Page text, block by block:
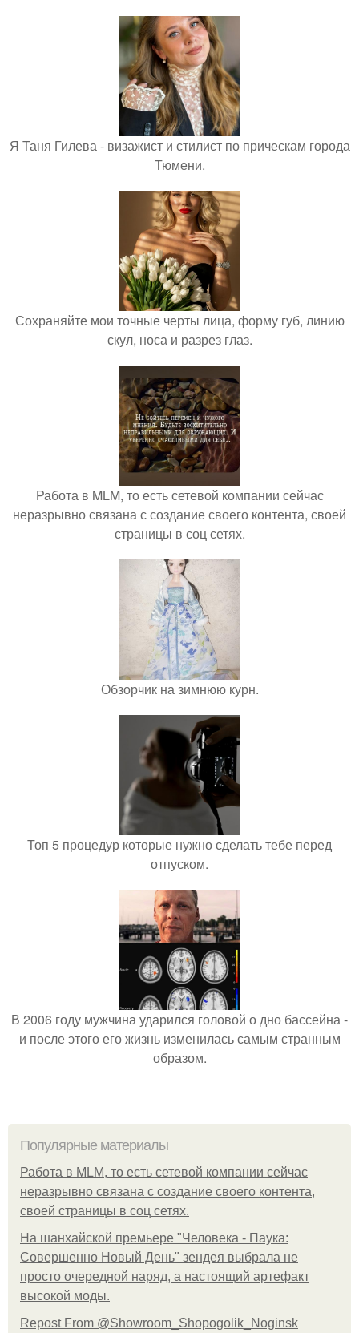
Я Таня Гилева - визажист и стилист по прическам города
Тюмени.
Сохраняйте мои точные черты лица, форму губ, линию
скул, носа и разрез глаз.
Работа в MLM, то есть сетевой компании сейчас
неразрывно связана с создание своего контента, своей
страницы в соц сетях.
Обзорчик на зимнюю курн.
Топ 5 процедур которые нужно сделать тебе перед
отпуском.
В 2006 году мужчина ударился головой о дно бассейна -
и после этого его жизнь изменилась самым странным
образом.
Популярные материалы
Работа в MLM, то есть сетевой компании сейчас
неразрывно связана с создание своего контента,
своей страницы в соц сетях.
На шанхайской премьере "Человека - Паука:
Совершенно Новый День" зендея выбрала не
просто очередной наряд, а настоящий артефакт
высокой моды.
Repost From @Showroom_Shopogolik_Noginsk